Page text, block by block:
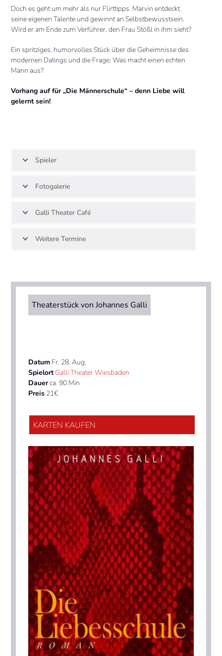
Doch es geht um mehr als nur Flirttipps. Marvin entdeckt
seine eigenen Talente und gewinnt an Selbstbewusstsein.
Wird er am Ende zum Verführer, den Frau Stößl in ihm sieht?
Ein spritziges, humorvolles Stück über die Geheimnisse des
modernen Datings und die Frage: Was macht einen echten
Mann aus?
Vorhang auf für „Die Männerschule“ – denn Liebe will
gelernt sein!
Spieler
Fotogalerie
Galli Theater Café
Weitere Termine
Theaterstück von Johannes Galli
Datum Fr. 28. Aug.
SpielortGalli Theater Wiesbaden
Dauerca. 90 Min
Preis 21€
KARTEN KAUFEN